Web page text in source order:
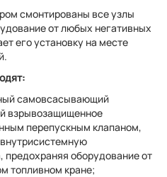
смонтированы все узлы
от любых негативных
его установку на месте
самовсасывающий
взрывозащищенное
перепускным клапаном,
предохраняя оборудование от
топливном кране;